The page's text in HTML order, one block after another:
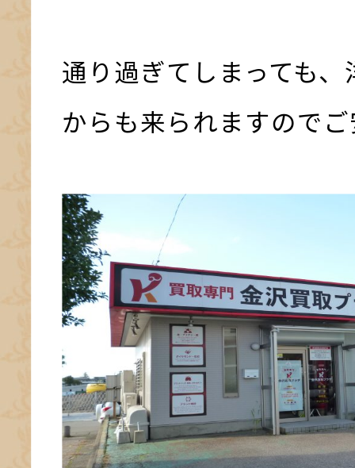
通り過ぎてしまっても
からも来られますので